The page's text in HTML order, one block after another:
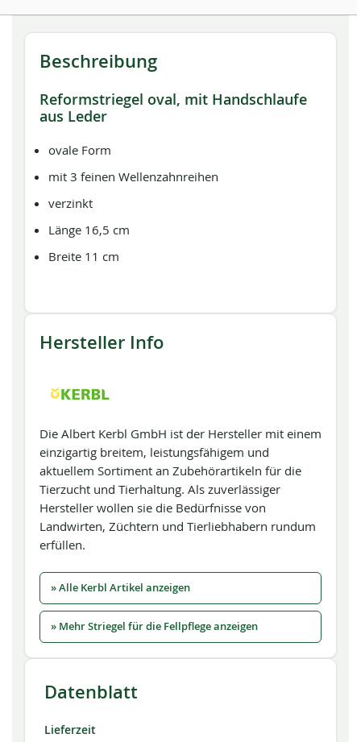
Beschreibung
Reformstriegel oval, mit Handschlaufe
aus Leder
ovale Form
mit 3 feinen Wellenzahnreihen
verzinkt
Länge 16,5 cm
Breite 11 cm
Hersteller Info
Die Albert Kerbl GmbH ist der Hersteller mit einem
einzigartig breitem, leistungsfähigem und
aktuellem Sortiment an Zubehörartikeln für die
Tierzucht und Tierhaltung. Als zuverlässiger
Hersteller wollen sie die Bedürfnisse von
Landwirten, Züchtern und Tierliebhabern rundum
erfüllen.
» Alle Kerbl Artikel anzeigen
» Mehr Striegel für die Fellpflege anzeigen
Datenblatt
Lieferzeit